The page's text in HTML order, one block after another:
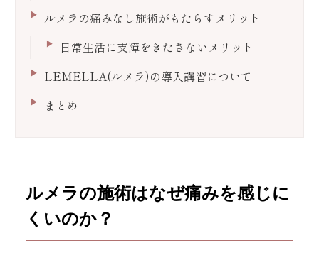
ルメラの痛みなし施術がもたらすメリット
日常生活に支障をきたさないメリット
LEMELLA(ルメラ)の導入講習について
まとめ
ルメラの施術はなぜ痛みを感じに
くいのか？